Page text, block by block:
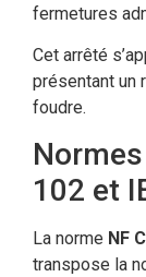
fermetures
Cet arrêté
présentant un
foudre.
102 et
La norme NF
transpose la